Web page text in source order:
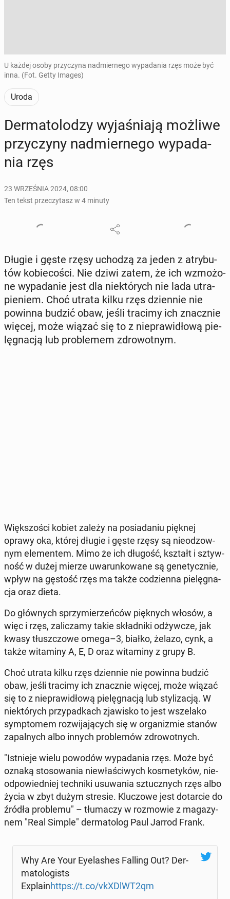
U każdej osoby przyczyna nadmiernego wypadania rzęs może być
inna. (Fot. Getty Images)
Uroda
Der­ma­to­lo­dzy wy­ja­śnia­ją możliwe
przy­czy­ny nad­mier­ne­go wy­pa­da­
nia rzęs
23 WRZEŚNIA 2024, 08:00
Ten tekst przeczytasz w 4 minuty
Długie i gęste rzęsy uchodzą za jeden z atry­bu­
tów ko­bie­co­ści. Nie dziwi zatem, że ich wzmo­żo­
ne wy­pa­da­nie jest dla nie­któ­rych nie lada utra­
pie­niem. Choć utrata kilku rzęs dzien­nie nie
powinna budzić obaw, jeśli tracimy ich znacz­nie
więcej, może wiązać się to z nie­pra­wi­dło­wą pie­
lę­gna­cją lub pro­ble­mem zdro­wot­nym.
Więk­szo­ści kobiet zależy na po­sia­da­niu pięknej
oprawy oka, której długie i gęste rzęsy są nie­odzow­
nym ele­men­tem. Mimo że ich długość, kształt i sztyw­
ność w dużej mierze uwa­run­ko­wa­ne są ge­ne­tycz­nie,
wpływ na gęstość rzęs ma także co­dzien­na pie­lę­gna­
cja oraz dieta.
Do głów­nych sprzy­mie­rzeń­ców pięk­nych włosów, a
więc i rzęs, za­li­cza­my takie skład­ni­ki od­żyw­cze, jak
kwasy tłusz­czo­we omega–3, białko, żelazo, cynk, a
także wi­ta­mi­ny A, E, D oraz wi­ta­mi­ny z grupy B.
Choć utrata kilku rzęs dzien­nie nie powinna budzić
obaw, jeśli tracimy ich znacz­nie więcej, może wiązać
się to z nie­pra­wi­dło­wą pie­lę­gna­cją lub sty­li­za­cją. W
nie­któ­rych przy­pad­kach zja­wi­sko to jest wsze­la­ko
symp­to­mem roz­wi­ja­ją­cych się w or­ga­ni­zmie stanów
za­pal­nych albo innych pro­ble­mów zdro­wot­nych.
"Ist­nie­je wielu powodów wy­pa­da­nia rzęs. Może być
oznaką sto­so­wa­nia nie­wła­ści­wych ko­sme­ty­ków, nie­
od­po­wied­niej tech­ni­ki usu­wa­nia sztucz­nych rzęs albo
życia w zbyt dużym stresie. Klu­czo­we jest do­tar­cie do
źródła pro­ble­mu" – tłu­ma­czy w roz­mo­wie z ma­ga­zy­
nem "Real Simple" der­ma­to­log Paul Jarrod Frank.
Why Are Your Ey­ela­shes Falling Out? Der­
ma­to­lo­gi­sts
Explainhttps://t.co/vkXDlWT2qm